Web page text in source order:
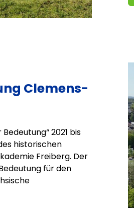
Clemens-
2021 bis
historischen
Freiberg. Der
für den